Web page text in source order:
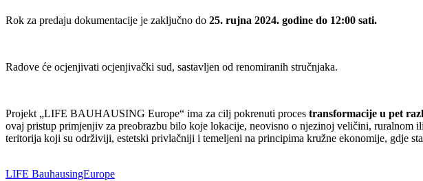
Rok za predaju dokumentacije je zaključno do 25. rujna 2024. godine do 12:00 sati.
Radove će ocjenjivati ocjenjivački sud, sastavljen od renomiranih stručnjaka.
Projekt „LIFE BAUHAUSING Europe“ ima za cilj pokrenuti proces transformacije u pet
ovaj pristup primjenjiv za preobrazbu bilo koje lokacije, neovisno o njezinoj veličini, ruralnom
teritorija koji su održiviji, estetski privlačniji i temeljeni na principima kružne ekonomije, gdje
LIFE BauhausingEurope